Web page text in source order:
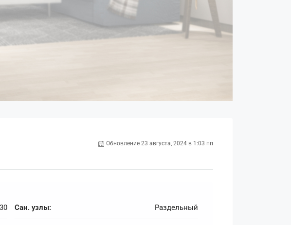
Обновление 23 августа, 2024 в 1:03 пп
Сан. узлы: Раздельный